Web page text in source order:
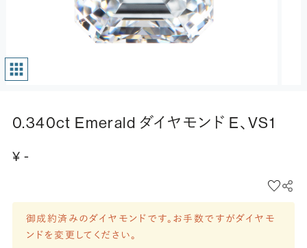
0.340ct Emerald ダイヤモンド E、VS1
¥ -
御成約済みのダイヤモンドです。お手数ですがダイヤモ
ンドを変更してください。